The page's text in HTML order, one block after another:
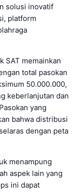
solusi inovatif
platform
SAT memainkan
total pasokan
50.000.000,
keberlanjutan dan
yang
bahwa distribusi
dengan peta
menampung
aspek lain yang
ini dapat